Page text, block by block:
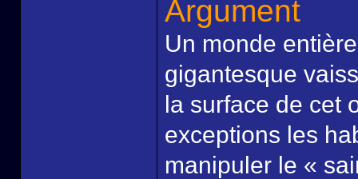
Argument
Un monde
gigantesque
la surface de cet
exceptions les
manipuler le «